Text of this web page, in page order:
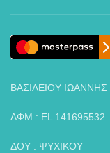
ΒΑΣΙΛΕΙΟΥ ΙΩΑΝΝΗΣ
ΑΦΜ : EL 141695532
ΔΟΥ : ΨΥΧΙΚΟΥ